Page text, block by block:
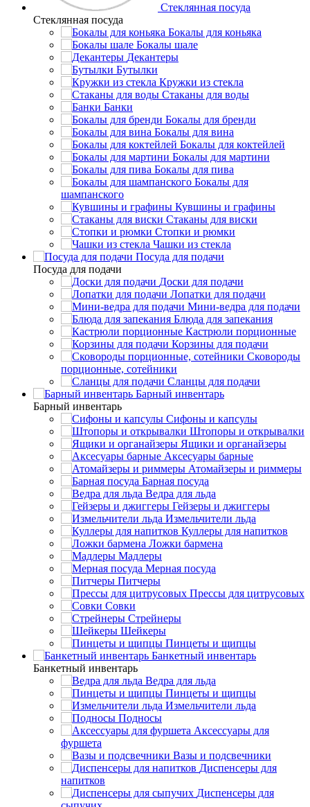
Стеклянная посуда
Стеклянная посуда
Бокалы для коньяка
Бокалы шале
Декантеры
Бутылки
Кружки из стекла
Стаканы для воды
Банки
Бокалы для бренди
Бокалы для вина
Бокалы для коктейлей
Бокалы для мартини
Бокалы для пива
Бокалы для
шампанского
Кувшины и графины
Стаканы для виски
Стопки и рюмки
Чашки из стекла
Посуда для подачи
Посуда для подачи
Доски для подачи
Лопатки для подачи
Мини-ведра для подачи
Блюда для запекания
Кастрюли порционные
Корзины для подачи
Сковороды
порционные, сотейники
Сланцы для подачи
Барный инвентарь
Барный инвентарь
Сифоны и капсулы
Штопоры и открывалки
Ящики и органайзеры
Аксесуары барные
Атомайзеры и риммеры
Барная посуда
Ведра для льда
Гейзеры и джиггеры
Измельчители льда
Куллеры для напитков
Ложки бармена
Мадлеры
Мерная посуда
Питчеры
Прессы для цитрусовых
Совки
Стрейнеры
Шейкеры
Пинцеты и щипцы
Банкетный инвентарь
Банкетный инвентарь
Ведра для льда
Пинцеты и щипцы
Измельчители льда
Подносы
Аксессуары для
фуршета
Вазы и подсвечники
Диспенсеры для
напитков
Диспенсеры для